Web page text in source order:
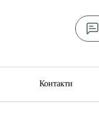
Контакти